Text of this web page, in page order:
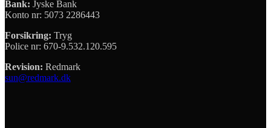
Bank: Jyske Bank
Konto nr: 5073 2286443
Forsikring: Tryg
Police nr: 670-9.532.120.595
Revision: Redmark
sun@redmark.dk